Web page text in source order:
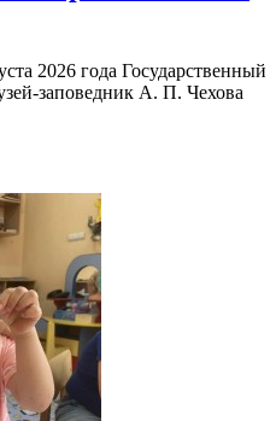
2026 года Государственный
заповедник А. П. Чехова